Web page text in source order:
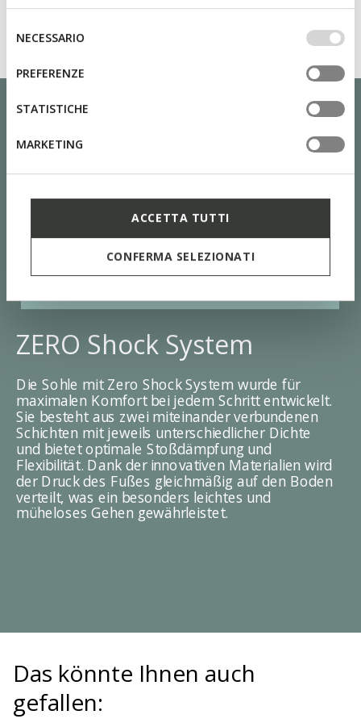
base dei tuoi gusti ed interessi. Selezionando
IMPOSTAZIONI potrai anche scegliere quali cookies ed
altri strumenti di tracciamento autorizzare. Per maggiori
informazioni o per modificare in qualsiasi momento le
tue impostazioni, visita la nostra
consenso
NECESSARIO
PREFERENZE
STATISTICHE
MARKETING
ACCETTA TUTTI
CONFERMA SELEZIONATI
ZERO Shock System
Die Sohle mit Zero Shock System wurde für
maximalen Komfort bei jedem Schritt entwickelt.
Sie besteht aus zwei miteinander verbundenen
Schichten mit jeweils unterschiedlicher Dichte
und bietet optimale Stoßdämpfung und
Flexibilität. Dank der innovativen Materialien wird
der Druck des Fußes gleichmäßig auf den Boden
verteilt, was ein besonders leichtes und
müheloses Gehen gewährleistet.
Das könnte Ihnen auch
gefallen: